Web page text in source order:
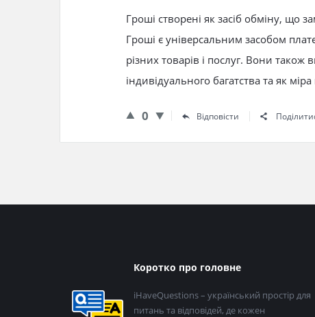
Гроші створені як засіб обміну, що
Гроші є універсальним засобом
різних товарів і послуг. Вони також
індивідуального багатства та як міра
0 Відповісти
колонтитул
Коротко про головне
iHaveQuestions – український простір для
питань та відповідей, де кожен